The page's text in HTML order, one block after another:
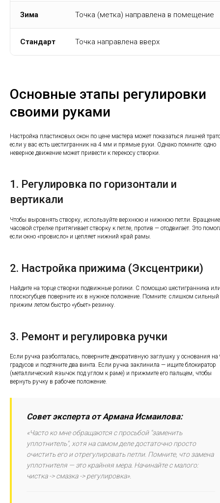
Зима Точка (метка) направлена в помещение
Стандарт Точка направлена вверх
Основные этапы регулировки
своими руками
Настройка пластиковых окон по цене мастера может показаться лишней
если у вас есть шестигранник на 4 мм и прямые руки. Однако помните: одно
неверное движение может привести к перекосу створки.
1. Регулировка по горизонтали и
вертикали
Чтобы выровнять створку, используйте верхнюю и нижнюю петли.
часовой стрелке притягивает створку к петле, против — отодвигает. Это
если окно «провисло» и цепляет нижний край рамы.
2. Настройка прижима (Эксцентрики)
Найдите на торце створки подвижные ролики. С помощью шестигранника
плоскогубцев поверните их в нужное положение. Помните: слишком сильный
прижим летом быстро «убьет» резинку.
3. Ремонт и регулировка ручки
Если ручка разболталась, поверните декоративную заглушку у основания на
градусов и подтяните два винта. Если ручка заклинила — ищите блокиратор
(металлический язычок под углом к раме) и прижмите его пальцем, чтобы
вернуть ручку в рабочее положение.
Совет эксперта от Армана Исмаилова:
«Часто ко мне обращаются с просьбой "заменить
уплотнитель", хотя на самом деле достаточно просто
очистить его и отрегулировать петли. Помните, что замена
уплотнителя — это крайняя мера. Начинайте с малого:
чистка -> смазка -> регулировка».